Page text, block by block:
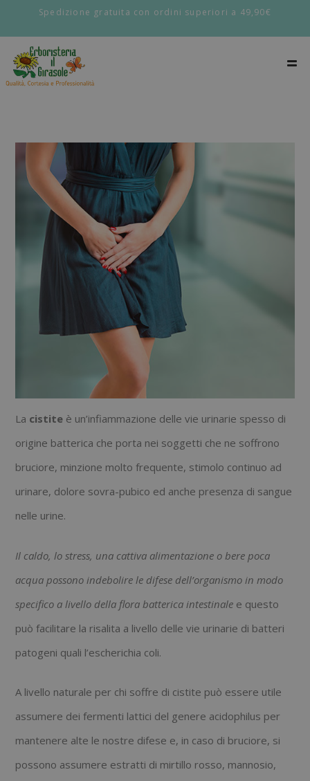
Spedizione gratuita con ordini superiori a 49,90€
La cistite è un’infiammazione delle vie urinarie spesso di
origine batterica che porta nei soggetti che ne soffrono
bruciore, minzione molto frequente, stimolo continuo ad
urinare, dolore sovra-pubico ed anche presenza di sangue
nelle urine.
Il caldo, lo stress, una cattiva alimentazione o bere poca
acqua possono indebolire le difese dell’organismo in modo
specifico a livello della flora batterica intestinale e questo
può facilitare la risalita a livello delle vie urinarie di batteri
patogeni quali l’escherichia coli.
A livello naturale per chi soffre di cistite può essere utile
assumere dei fermenti lattici del genere acidophilus per
mantenere alte le nostre difese e, in caso di bruciore, si
possono assumere estratti di mirtillo rosso, mannosio,